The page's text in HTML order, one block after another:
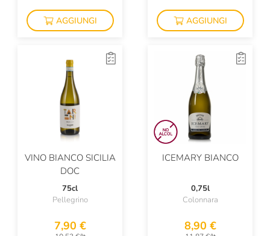
L'Archetipo
La Biancara
La Braccesca
La Chimera
La Crotta Di Vegneron
AGGIUNGI AGGIUNGI
VINO BIANCO SICILIA
DOC
75cl
Pellegrino
7,90 €
ICEMARY BIANCO
0,75l
Colonnara
8,90 €